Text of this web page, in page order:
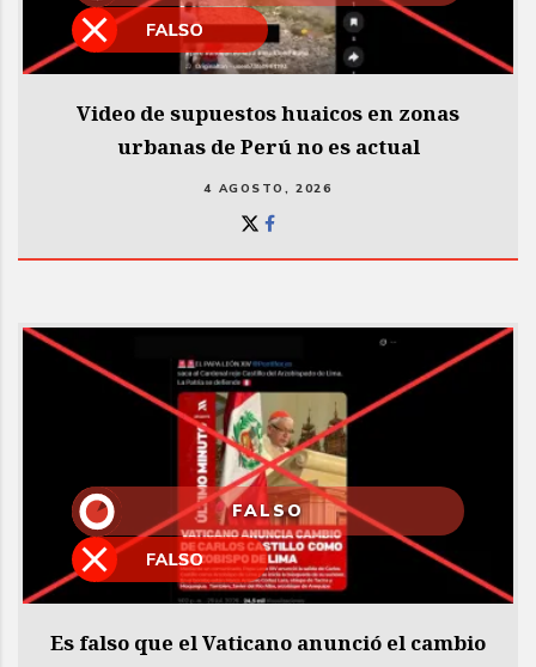
Video de supuestos huaicos en zonas
urbanas de Perú no es actual
4 AGOSTO, 2026
FALSO
Es falso que el Vaticano anunció el cambio